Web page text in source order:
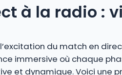
à la radio :
du match en
immersive où chaque
et dynamique. Voici une